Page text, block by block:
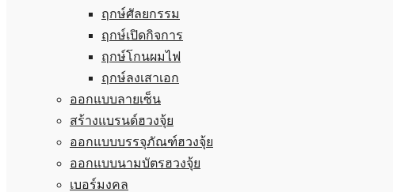
ฤกษ์ศัลยกรรม
ฤกษ์เปิดกิจการ
ฤกษ์โกนผมไฟ
ฤกษ์ลงเสาเอก
ออกแบบลายเซ็น
สร้างแบรนด์ฮวงจุ้ย
ออกแบบบรรจุภัณฑ์ฮวงจุ้ย
ออกแบบนามบัตรฮวงจุ้ย
เบอร์มงคล